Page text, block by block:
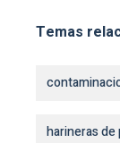
Temas
harineras de